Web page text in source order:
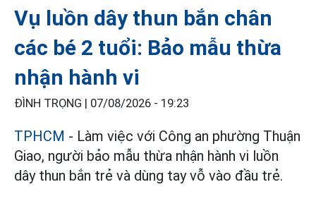
Vụ luồn dây thun bắn chân
các bé 2 tuổi: Bảo mẫu thừa
nhận hành vi
ĐÌNH TRỌNG | 07/08/2026 - 19:23
TPHCM - Làm việc với Công an phường Thuận
Giao, người bảo mẫu thừa nhận hành vi luồn
dây thun bắn trẻ và dùng tay vỗ vào đầu trẻ.